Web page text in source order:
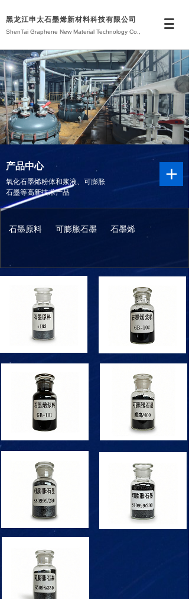
黑龙江申太石墨烯新材料科技有限公司
ShenTai Graphene New Material Technology Co.,
氧化石墨烯粉体和浆液、可膨胀
石墨等高新技术产品
+
石墨原料 可膨胀石墨 石墨烯
产品中心